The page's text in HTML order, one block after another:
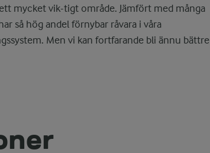
mycket vik-tigt område. Jämfört med många
så hög andel förnybar råvara i våra
Men vi kan fortfarande bli ännu bättre